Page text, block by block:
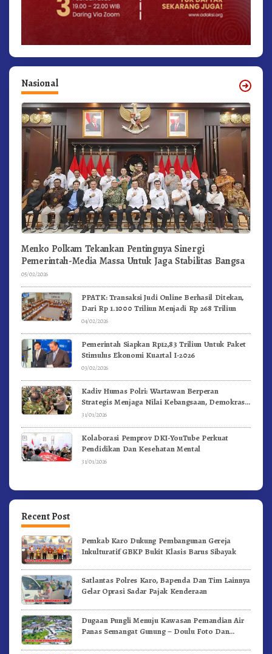
Nasional
Menko Polkam Tekankan Pentingnya Sinergi
Pemerintah-Media Massa Untuk Jaga Stabilitas Bangsa
05/02/2026
PPATK: Transaksi Judi Online Berhasil Ditekan,
Dari Rp 1.1000 Triliun Menjadi Rp 268 Triliun
04/02/2026
Pemerintah Siapkan Rp12,83 Triliun Untuk Paket
Stimulus Ekonomi Kuartal I-2026
03/02/2026
Kadiv Humas Polri: Wartawan Berperan
Strategis Menjaga Nilai Kebangsaan, Demokrasi,
dan NKRI
31/01/2026
Kolaborasi Pemprov DKI-YouTube Perkuat
Pendidikan Dan Kesehatan Mental
31/01/2026
Recent Post
Pemkab Karo Dukung Pembangunan Gereja
Inkulturatif GBKP Bukit Klasis Barus Sibayak
Satlantas Polres Karo, Bapenda Dan Tim Lainnya
Gelar Oprasi Sadar Pajak Kenderaan
Dugaan Pungli Menuju Kawasan Pemandian Air
Panas Semangat Gunung – Doulu Foto Dan